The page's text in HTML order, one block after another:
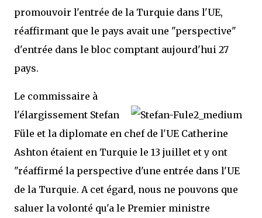
promouvoir l'entrée de la Turquie dans l'UE,
réaffirmant que le pays avait une "perspective"
d'entrée dans le bloc comptant aujourd'hui 27
pays.
Le commissaire à
l'élargissement Stefan
Füle et la diplomate en chef de l'UE Catherine
Ashton étaient en Turquie le 13 juillet et y ont
"réaffirmé la perspective d'une entrée dans l'UE
de la Turquie. A cet égard, nous ne pouvons que
saluer la volonté qu'a le Premier ministre